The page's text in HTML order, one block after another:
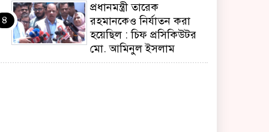
৪
প্রধানমন্ত্রী তারেক
রহমানকেও নির্যাতন করা
হয়েছিল : চিফ প্রসিকিউটর
মো. আমিনুল ইসলাম